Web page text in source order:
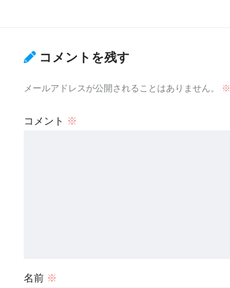
コメントを残す
メールアドレスが公開されることはありません。 ※
コメント ※
名前 ※